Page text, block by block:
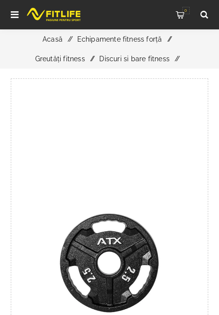
0
Acasă / Echipamente fitness forță /
Greutăți fitness / Discuri si bare fitness /
ATX Hantelscheiben Guss 50 mm 2,5 kg